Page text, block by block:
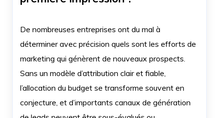
De nombreuses entreprises ont du mal à
déterminer avec précision quels sont les efforts de
marketing qui génèrent de nouveaux prospects.
Sans un modèle d’attribution clair et fiable,
l’allocation du budget se transforme souvent en
conjecture, et d’importants canaux de génération